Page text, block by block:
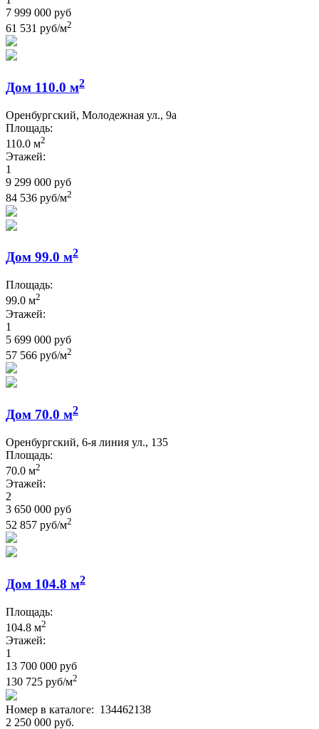
7 999 000 руб
61 531 руб/м2
Дом 110.0 м2
Оренбургский, Молодежная ул., 9а
Площадь:
110.0 м2
Этажей:
1
9 299 000 руб
84 536 руб/м2
Дом 99.0 м2
Площадь:
99.0 м2
Этажей:
1
5 699 000 руб
57 566 руб/м2
Дом 70.0 м2
Оренбургский, 6-я линия ул., 135
Площадь:
70.0 м2
Этажей:
2
3 650 000 руб
52 857 руб/м2
Дом 104.8 м2
Площадь:
104.8 м2
Этажей:
1
13 700 000 руб
130 725 руб/м2
Номер в каталоге: 134462138
2 250 000 руб.